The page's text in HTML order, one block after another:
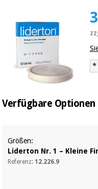
Angebote
chinesische
medizin
Klinische
möbel
schränke
für
coronaviren
Nachricht
Angebote
Fisaude
chinesische
medizin
Klinische
Therapeutische
schränke
*
Verfügbare Optionen
Größen:
Liderton Nr. 1 – Kleine
Referenz:12.226.9